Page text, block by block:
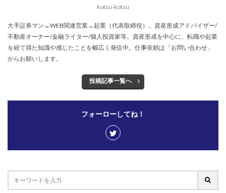
kotsu-kotsu
大手証券マン→WEB関連営業→起業（代表取締役）。資産形成アドバイザー/
不動産オーナー/金融ライター/個人投資家等。資産形成を中心に、転職や起業
を経て得た知識や感じたことを幅広く発信中。仕事依頼は「お問い合わせ」
からお願いします。
投稿記事一覧へ
フォーローしてね！